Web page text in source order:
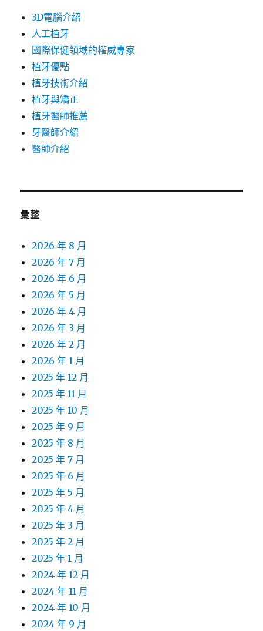
3D電腦介紹
人工植牙
國際保健領域的權威專家
植牙優點
植牙技術介紹
植牙與矯正
植牙醫師推薦
牙醫師介紹
醫師介紹
彙整
2026 年 8 月
2026 年 7 月
2026 年 6 月
2026 年 5 月
2026 年 4 月
2026 年 3 月
2026 年 2 月
2026 年 1 月
2025 年 12 月
2025 年 11 月
2025 年 10 月
2025 年 9 月
2025 年 8 月
2025 年 7 月
2025 年 6 月
2025 年 5 月
2025 年 4 月
2025 年 3 月
2025 年 2 月
2025 年 1 月
2024 年 12 月
2024 年 11 月
2024 年 10 月
2024 年 9 月